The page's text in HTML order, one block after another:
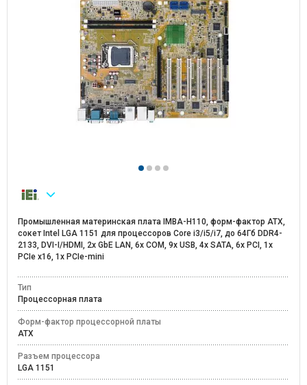
Промышленная материнская плата IMBA-H110, форм-фактор ATX,
сокет Intel LGA 1151 для процессоров Core i3/i5/i7, до 64Гб DDR4-
2133, DVI-I/HDMI, 2x GbE LAN, 6x COM, 9x USB, 4x SATA, 6x PCI, 1x
PCIe x16, 1x PCIe-mini
Тип
Процессорная плата
Форм-фактор процессорной платы
ATX
Разъем процессора
LGA 1151